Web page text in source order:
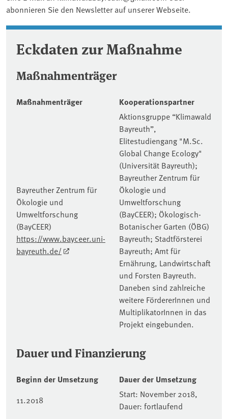
abonnieren Sie den Newsletter auf unserer Webseite.
Eckdaten zur Maßnahme
Maßnahmenträger
Maßnahmenträger
Bayreuther Zentrum für
Ökologie und
Umweltforschung
(BayCEER)
https://www.bayceer.uni-
bayreuth.de/
Kooperationspartner
Aktionsgruppe “Klimawald
Bayreuth”,
Elitestudiengang "M.Sc.
Global Change Ecology"
(Universität Bayreuth);
Bayreuther Zentrum für
Ökologie und
Umweltforschung
(BayCEER); Ökologisch-
Botanischer Garten (ÖBG)
Bayreuth; Stadtförsterei
Bayreuth; Amt für
Ernährung, Landwirtschaft
und Forsten Bayreuth.
Daneben sind zahlreiche
weitere FördererInnen und
MultiplikatorInnen in das
Projekt eingebunden.
Dauer und Finanzierung
Beginn der Umsetzung
11.2018
Dauer der Umsetzung
Start: November 2018,
Dauer: fortlaufend